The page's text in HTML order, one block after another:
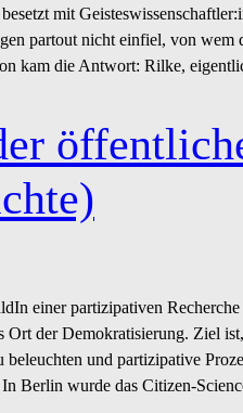
mit
partout nicht einfiel, von
kam die Antwort: Rilke,
einer partizipativen
Ort der Demokratisierung. Ziel
und partizipative
In Berlin wurde das Citizen-